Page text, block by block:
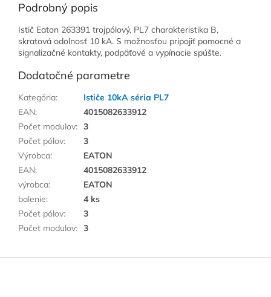
Podrobný popis
Istič Eaton 263391 trojpólový, PL7 charakteristika B,
skratová odolnosť 10 kA. S možnosťou pripojiť pomocné a
signalizačné kontakty, podpäťové a vypínacie spúšte.
Dodatočné parametre
Kategória:
Ističe 10kA séria PL7
EAN:
4015082633912
Počet modulov: 3
Počet pólov:
3
Výrobca:
EATON
EAN:
4015082633912
výrobca:
EATON
balenie:
4 ks
Počet pólov:
3
Počet modulov: 3